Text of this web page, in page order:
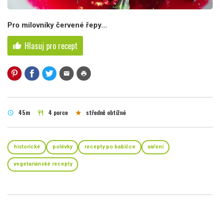
Pro milovníky červené řepy...
thumb_up Hlasuj pro recept
mail print
schedule 45m restaurant 4 porce star středně obtížné
historické polévky recepty po babičce vaření
vegetariánské recepty